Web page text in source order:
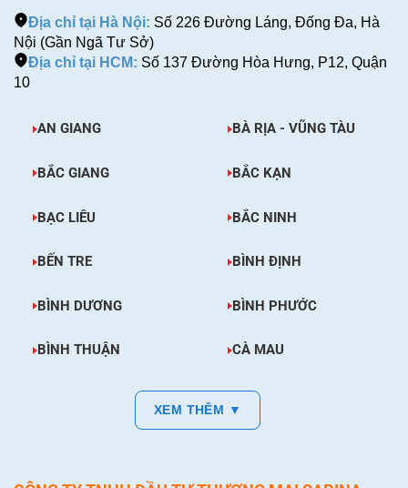
Địa chỉ tại Hà Nội: Số 226 Đường Láng, Đống Đa, Hà
Nội (Gần Ngã Tư Sở)
Địa chỉ tại HCM: Số 137 Đường Hòa Hưng, P12, Quận
10
AN GIANG BÀ RỊA - VŨNG TÀU
BẮC GIANG BẮC KẠN
BẠC LIÊU BẮC NINH
BẾN TRE BÌNH ĐỊNH
BÌNH DƯƠNG BÌNH PHƯỚC
BÌNH THUẬN CÀ MAU
XEM THÊM ▼